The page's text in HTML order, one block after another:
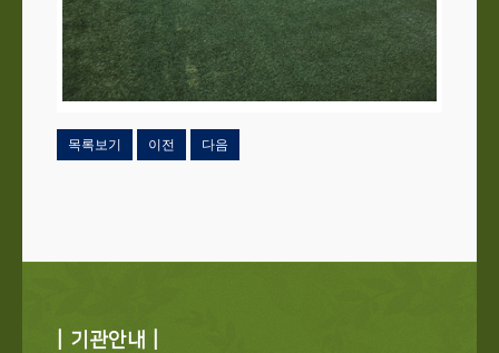
목록보기 이전 다음
| 기관안내 |